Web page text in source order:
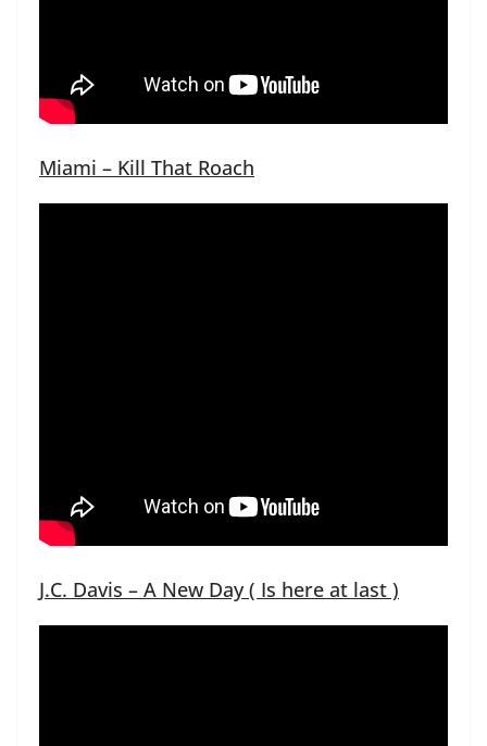
Miami – Kill That Roach
J.C. Davis – A New Day ( Is here at last )